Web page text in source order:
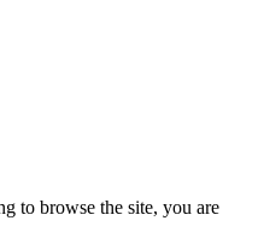
to browse the site, you are